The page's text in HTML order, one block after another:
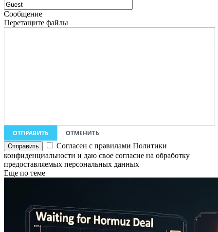
Сообщение
Перетащите файлы
ОТПРАВИТЬ
ОТМЕНИТЬ
Согласен с правилами Политики
конфиденциальности и даю свое согласие на обработку
предоставляемых персональных данных
Еще по теме